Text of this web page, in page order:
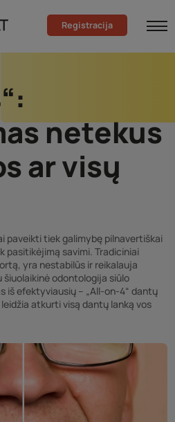
Registracija
netekus
ar visų
paveikti tiek galimybę pilnavertiškai
pasitikėjimą savimi. Tradiciniai
yra nestabilūs ir reikalauja
šiuolaikinė odontologija siūlo
iš efektyviausių – „All-on-4“ dantų
atkurti visą dantų lanką vos